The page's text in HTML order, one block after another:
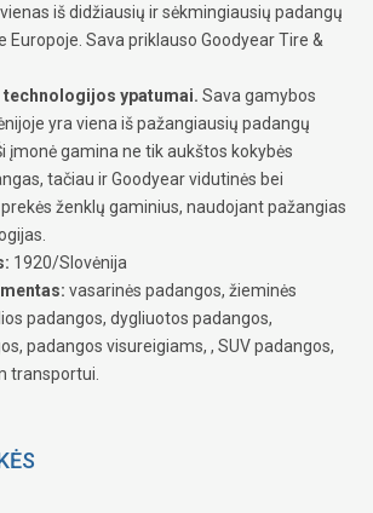
iš didžiausių ir sėkmingiausių padangų
Europoje. Sava priklauso Goodyear Tire &
technologijos ypatumai. Sava gamybos
yra viena iš pažangiausių padangų
įmonė gamina ne tik aukštos kokybės
tačiau ir Goodyear vidutinės bei
ženklų gaminius, naudojant pažangias
1920/Slovėnija
vasarinės padangos, žieminės
padangos, dygliuotos padangos,
padangos visureigiams, , SUV padangos,
transportui.